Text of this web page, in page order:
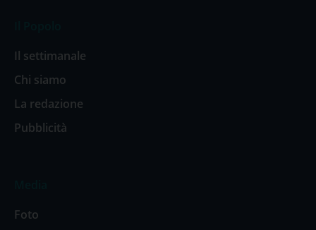
Il settimanale
Chi siamo
La redazione
Pubblicità
Foto